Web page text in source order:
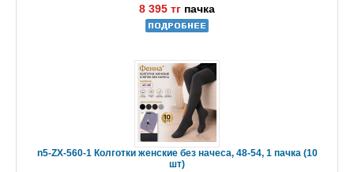
8 395 тг пачка
n5-ZX-560-1 Колготки женские без начеса, 48-54, 1 пачка (10
шт)